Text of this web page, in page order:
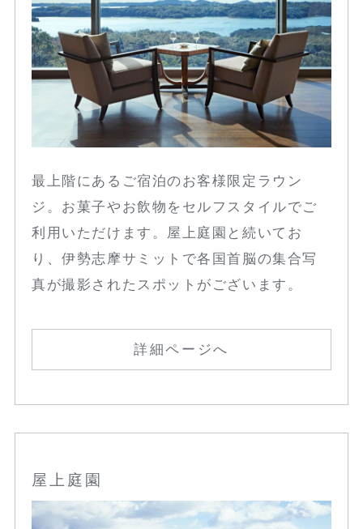
最上階にあるご宿泊のお客様限定ラウン
ジ。お菓子やお飲物をセルフスタイルでご
利用いただけます。屋上庭園と続いてお
り、伊勢志摩サミットで各国首脳の集合写
真が撮影されたスポットがございます。
詳細ページへ
屋上庭園